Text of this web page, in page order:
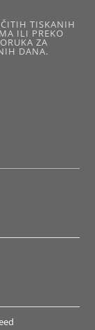
TISKANIH
ILI PREKO
ZA
DANA.